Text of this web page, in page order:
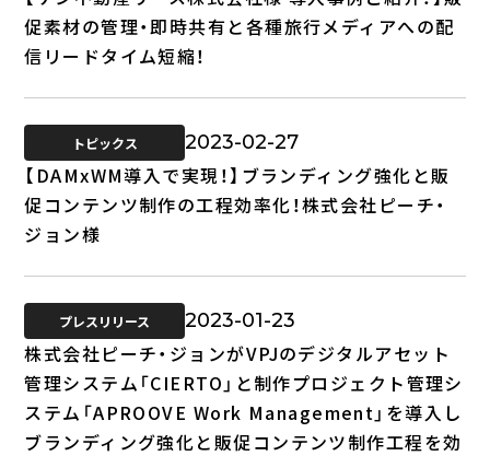
促素材の管理・即時共有と各種旅行メディアへの配
信リードタイム短縮！
トピックス 2023-02-27
【DAMxWM導入で実現！】ブランディング強化と販
促コンテンツ制作の工程効率化！株式会社ピーチ・
ジョン様
プレスリリース 2023-01-23
株式会社ピーチ・ジョンがVPJのデジタルアセット
管理システム「CIERTO」と制作プロジェクト管理シ
ステム「APROOVE Work Management」を導入し
ブランディング強化と販促コンテンツ制作工程を効